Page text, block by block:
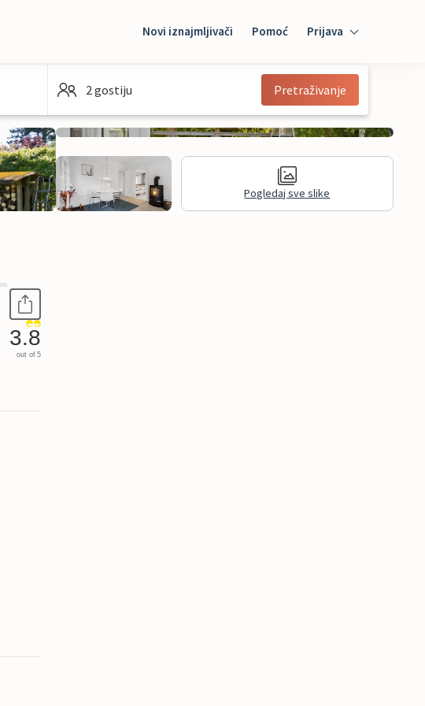
Novi iznajmljivači Pomoć Prijava
Mybooking
2 gostiju Pretraživanje
Pogledaj sve slike
3.8
out of 5